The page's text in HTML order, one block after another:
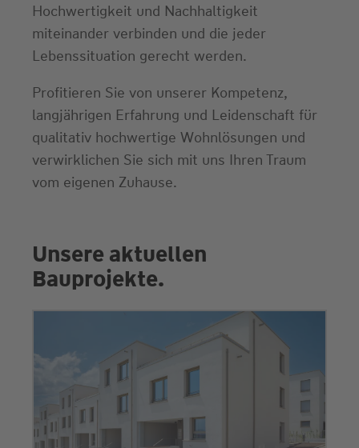
Hochwertigkeit und Nachhaltigkeit
miteinander verbinden und die jeder
Lebenssituation gerecht werden.
Profitieren Sie von unserer Kompetenz,
langjährigen Erfahrung und Leidenschaft für
qualitativ hochwertige Wohnlösungen und
verwirklichen Sie sich mit uns Ihren Traum
vom eigenen Zuhause.
Unsere aktuellen
Bauprojekte.